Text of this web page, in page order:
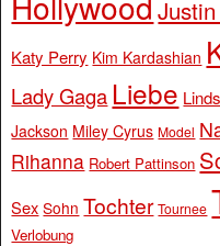
Katy Perry Kim Kardashian
Lady Gaga Liebe
Jackson Miley Cyrus Model
Rihanna Robert Pattinson
Sex Sohn Tochter Tournee
Verlobung